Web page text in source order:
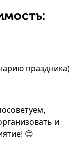
праздника)
и
😊